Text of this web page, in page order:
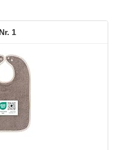
1